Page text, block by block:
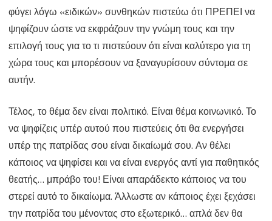
φύγει λόγω «ειδικών» συνθηκών πιστεύω ότι ΠΡΕΠΕΙ να
ψηφίζουν ώστε να εκφράζουν την γνώμη τους και την
επιλογή τους για το τι πιστεύουν ότι είναι καλύτερο για τη
χώρα τους και μπορέσουν να ξαναγυρίσουν σύντομα σε
αυτήν.
Τέλος, το θέμα δεν είναι πολιτικό. Είναι θέμα κοινωνικό. Το
να ψηφίζεις υπέρ αυτού που πιστεύεις ότι θα ενεργήσει
υπέρ της πατρίδας σου είναι δικαίωμά σου. Αν θέλει
κάποιος να ψηφίσει και να είναι ενεργός αντί για παθητικός
θεατής… μπράβο του! Είναι απαράδεκτο κάποιος να του
στερεί αυτό το δικαίωμα. Άλλωστε αν κάποιος έχει ξεχάσει
την πατρίδα του μένοντας στο εξωτερικό… απλά δεν θα